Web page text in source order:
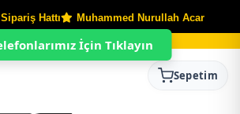
Hattı Muhammed Nurullah Acar
Sepetim
İçin Tıklayın